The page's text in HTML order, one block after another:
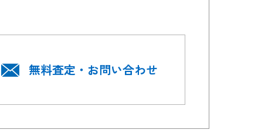
無料査定・お問い合わせ